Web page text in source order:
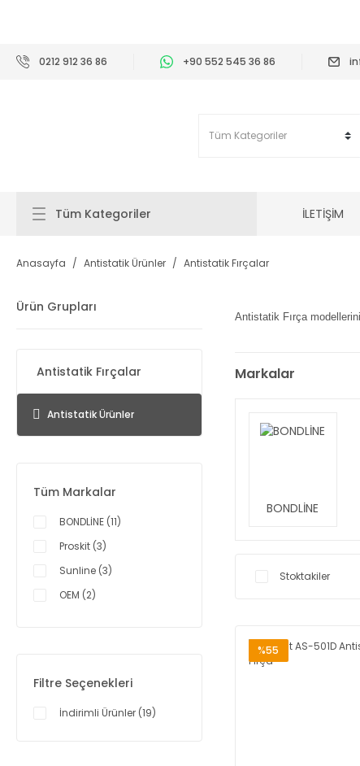
0212 912 36 86 +90 552 545 36 86
Tüm Kategoriler İLETİŞİM
Anasayfa Antistatik Ürünler Antistatik Fırçalar
Ürün Grupları
Antistatik Fırçalar
Antistatik Ürünler
Tüm Markalar
BONDLİNE (11)
Proskit (3)
Sunline (3)
OEM (2)
Filtre Seçenekleri
İndirimli Ürünler (19)
Antistatik Fırça
Markalar
BONDLİNE
Stoktakiler
%55